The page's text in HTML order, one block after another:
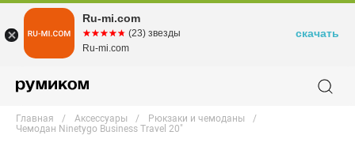
Главная Аксессуары
Рюкзаки и чемоданы
Чемодан Ninetygo Business Travel 20"
Ru-mi.com
☆☆☆☆☆
★★★★★ (23) звезды
Ru-mi.com
скачать